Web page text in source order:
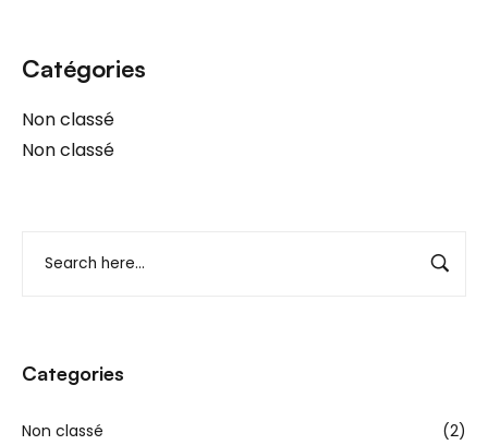
Catégories
Non classé
Non classé
Categories
Non classé
(2)